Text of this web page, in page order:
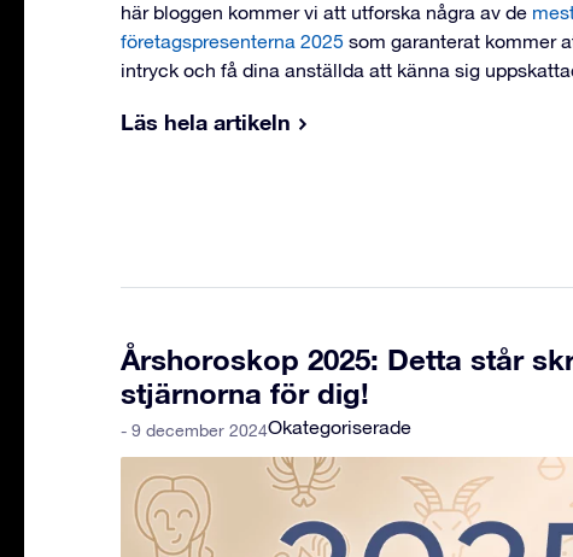
här bloggen kommer vi att utforska några av de
företagspresenterna 2025 som garanterat kommer
intryck och få dina anställda att känna sig
Läs hela artikeln
Årshoroskop 2025: Detta står
stjärnorna för dig!
Okategoriserade
- 9 december 2024